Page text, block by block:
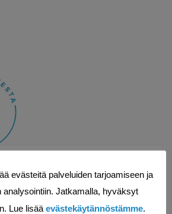
evästeitä palveluiden tarjoamiseen ja
analysointiin. Jatkamalla, hyväksyt
Lue lisää evästekäytännöstämme.